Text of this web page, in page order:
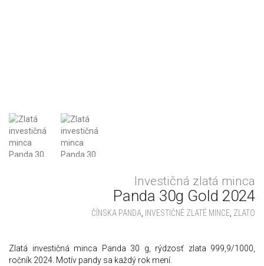
Investičná zlatá minca
Panda 30g Gold 2024
ČÍNSKA PANDA INVESTIČNÉ ZLATÉ MINCE ZLATO
Zlatá investičná minca Panda 30 g, rýdzosť zlata 999,9/1000,
ročník 2024. Motív pandy sa každý rok mení.